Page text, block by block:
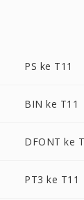
PS ke T11
BIN ke T11
DFONT ke
PT3 ke T11